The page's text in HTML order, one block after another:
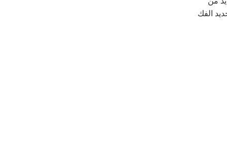
الفك